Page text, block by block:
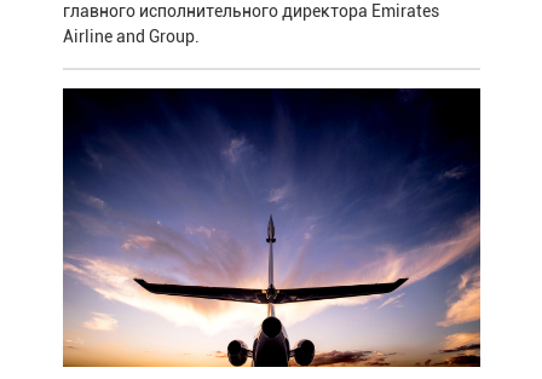
главного исполнительного директора Emirates
Airline and Group.